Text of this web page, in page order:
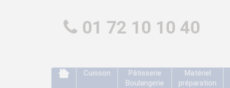
01 72 10 10 40
Cuisson
Pâtisserie
Boulangerie
Matériel
préparation